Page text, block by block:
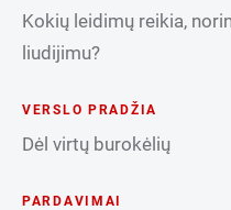
Kokių leidimų reikia,
liudijimu?
VERSLO PRADŽIA
Dėl virtų burokėlių
PARDAVIMAI